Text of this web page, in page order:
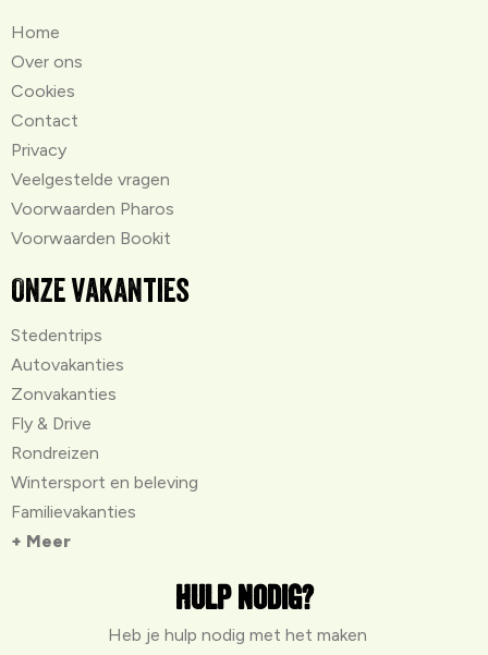
Home
Over ons
Cookies
Contact
Privacy
Veelgestelde vragen
Voorwaarden Pharos
Voorwaarden Bookit
Onze vakanties
Stedentrips
Autovakanties
Zonvakanties
Fly & Drive
Rondreizen
Wintersport en beleving
Familievakanties
+ Meer
Hulp nodig?
Heb je hulp nodig met het maken